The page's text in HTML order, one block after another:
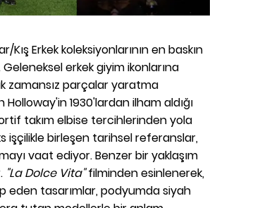
Erkek koleksiyonlarının en baskın
erkek giyim ikonlarına
zamansız parçalar yaratma
1930'lardan ilham aldığı
takım elbise tercihlerinden yola
işçilikle birleşen tarihsel referanslar,
vaat ediyor. Benzer bir yaklaşım
"La Dolce Vita"filminden esinlenerek,
eden tasarımlar, podyumda siyah